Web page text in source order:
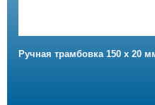
Ручная трамбовка 150 х 20